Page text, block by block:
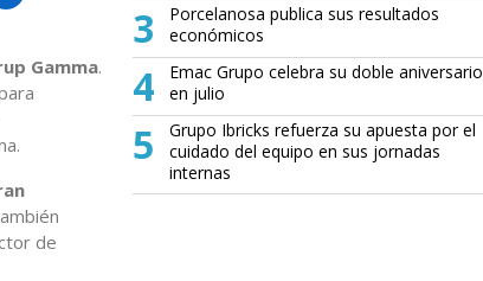
Gamma.
de
3
Porcelanosa publica sus resultados
económicos
4
Emac Grupo celebra su doble aniversario
en julio
5
Grupo Ibricks refuerza su apuesta por el
cuidado del equipo en sus jornadas
internas